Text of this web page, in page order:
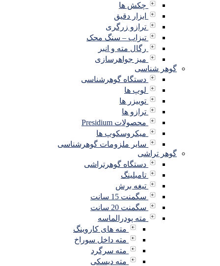
چکش ها
ابزار دقیق
ترازو زرگری
تیزاب – سنگ محک
رگال مته و انبر
میز جواهرسازی
گوهر شناسی
دستگاه گوهرشناسی
لوپ ها
توییزر ها
ترازو ها
محصولات Presidium
میکروسکوپ ها
سایر ملزومات گوهرشناسی
گوهر تراشی
دستگاه گوهرتراشی
تامبلینگ
تیغه برش
سگمنت 15 سانت
سگمنت 20 سانت
مته پودرالماسه
مته های کاروینگ
مته داخل سوراخ
مته سرگرد
مته دیسکی